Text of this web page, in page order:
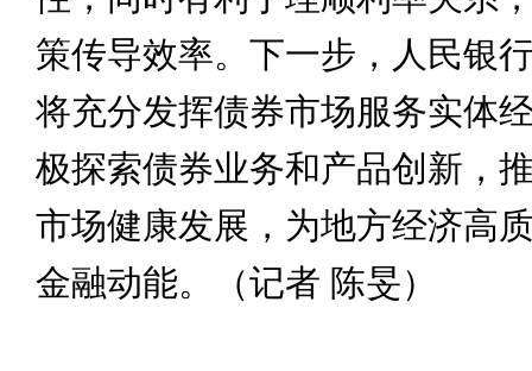
策传导效率。下一步，人民银
将充分发挥债券市场服务实体
极探索债券业务和产品创新，
市场健康发展，为地方经济高
金融动能。（记者 陈旻）